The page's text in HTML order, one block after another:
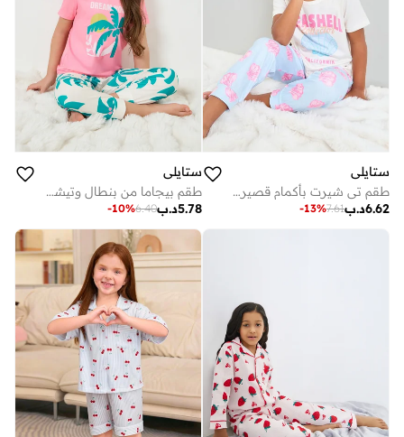
ستايلي
طقم تي شيرت بأكمام قصيرة وبنطال بيجاما للبنات بطبعة أصداف
د.ب6.62
7.61
-13%
ستايلي
طقم بيجاما من بنطال وتيشيرت للبنات بأكمام قصيرة ومطبع
د.ب5.78
6.40
-10%